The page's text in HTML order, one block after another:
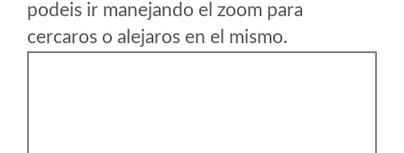
podeis ir manejando el zoom para
cercaros o alejaros en el mismo.